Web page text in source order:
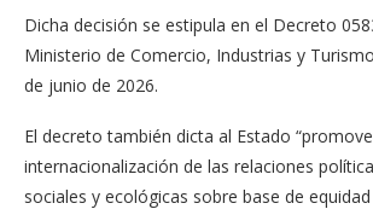
Dicha decisión se estipula en el Decreto
Ministerio de Comercio, Industrias y
de junio de 2026.
El decreto también dicta al Estado
internacionalización de las relaciones
sociales y ecológicas sobre base de